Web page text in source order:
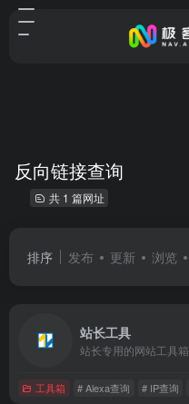
反向链接查询
共 1 篇网址
排序 发布 更新 浏览
站长工具
站长专用的网站工具箱
工具箱 # Alexa查询 # IP查询